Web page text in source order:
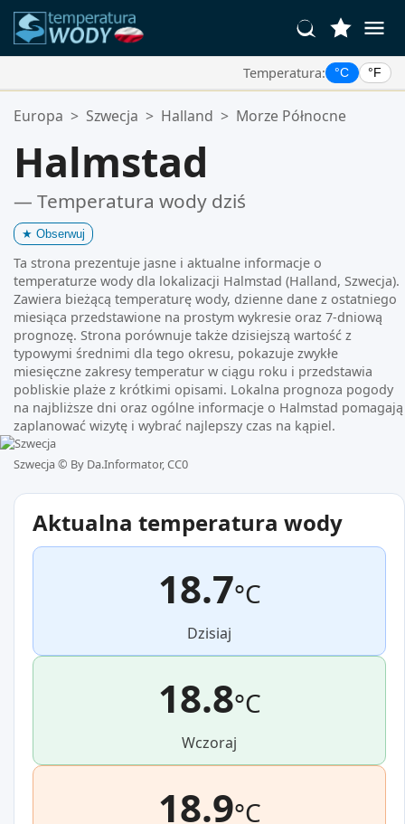
Temperatura: °C °F
Twoje Ulubione Lokalizacje:
Europa > Szwecja > Halland > Morze Północne
Halmstad
— Temperatura wody dziś
★ Obserwuj
Ta strona prezentuje jasne i aktualne informacje o
temperaturze wody dla lokalizacji Halmstad (Halland, Szwecja).
Zawiera bieżącą temperaturę wody, dzienne dane z ostatniego
miesiąca przedstawione na prostym wykresie oraz 7-dniową
prognozę. Strona porównuje także dzisiejszą wartość z
typowymi średnimi dla tego okresu, pokazuje zwykłe
miesięczne zakresy temperatur w ciągu roku i przedstawia
pobliskie plaże z krótkimi opisami. Lokalna prognoza pogody
na najbliższe dni oraz ogólne informacje o Halmstad pomagają
zaplanować wizytę i wybrać najlepszy czas na kąpiel.
Szwecja © By Da.Informator, CC0
Aktualna temperatura wody
18.7°C
Dzisiaj
18.8°C
Wczoraj
18.9°C